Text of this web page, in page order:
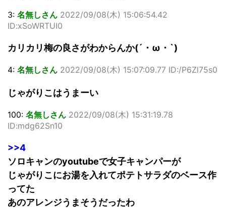
3: 名無しさん 2022/09/08(木) 15:06:54.42
ID:xSoWRTUI0
カリカリ梅の良さがわからんか(´・ω・`)
4: 名無しさん 2022/09/08(木) 15:07:09.77 ID:/P6Zl75s0
じゃがりこはうまーい
100: 名無しさん 2022/09/08(木) 15:31:19.78
ID:mdg62Sn10
>>4
ソロキャンのyoutubeで女子キャンパーが
じゃがりこにお湯を入れてポテトサラダのベース作
ってた
あのアレンジうまそうだったわ